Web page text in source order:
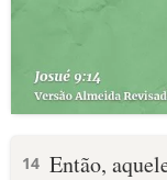
14 Então,